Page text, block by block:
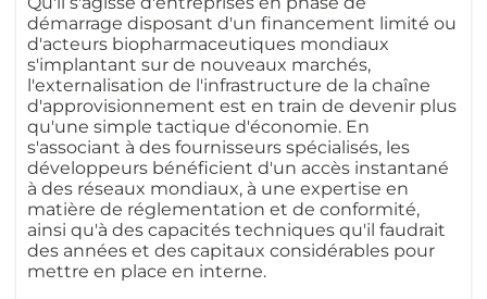
démarrage disposant d'un financement limité ou
d'acteurs biopharmaceutiques mondiaux
s'implantant sur de nouveaux marchés,
l'externalisation de l'infrastructure de la chaîne
d'approvisionnement est en train de devenir plus
qu'une simple tactique d'économie. En
s'associant à des fournisseurs spécialisés, les
développeurs bénéficient d'un accès instantané
à des réseaux mondiaux, à une expertise en
matière de réglementation et de conformité,
ainsi qu'à des capacités techniques qu'il faudrait
des années et des capitaux considérables pour
mettre en place en interne.